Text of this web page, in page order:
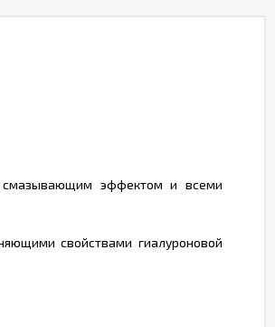
смазывающим эффектом и всеми
свойствами гиалуроновой